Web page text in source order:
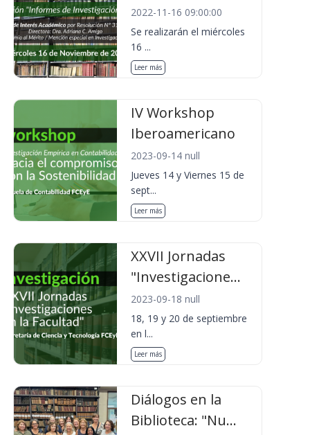
2022-11-16 09:00:00
Se realizarán el miércoles
16 ...
Leer más
IV Workshop
Iberoamericano
2023-09-14 null
Jueves 14 y Viernes 15 de
sept...
Leer más
XXVII Jornadas
"Investigacione...
2023-09-18 null
18, 19 y 20 de septiembre
en l...
Leer más
Diálogos en la
Biblioteca: "Nu...